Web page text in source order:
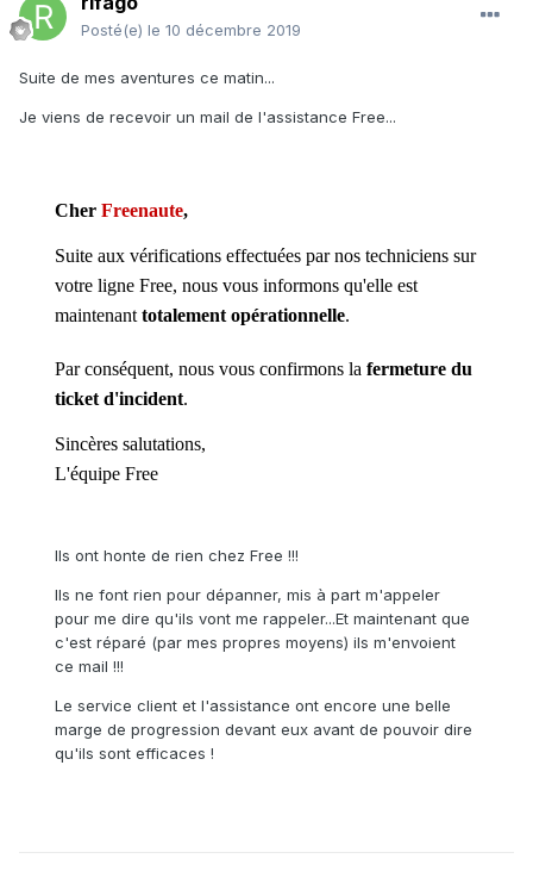
Posté(e) le 10 décembre 2019
Suite de mes aventures ce matin...
Je viens de recevoir un mail de l'assistance Free...
Cher Freenaute,
Suite aux vérifications effectuées par nos techniciens sur
votre ligne Free, nous vous informons qu'elle est
maintenant totalement opérationnelle.
Par conséquent, nous vous confirmons la fermeture du
ticket d'incident.
Sincères salutations,
L'équipe Free
Ils ont honte de rien chez Free !!!
Ils ne font rien pour dépanner, mis à part m'appeler
pour me dire qu'ils vont me rappeler...Et maintenant que
c'est réparé (par mes propres moyens) ils m'envoient
ce mail !!!
Le service client et l'assistance ont encore une belle
marge de progression devant eux avant de pouvoir dire
qu'ils sont efficaces !